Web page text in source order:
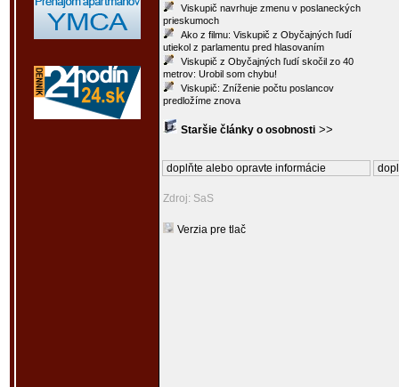
Viskupič navrhuje zmenu v poslaneckých
prieskumoch
Ako z filmu: Viskupič z Obyčajných ľudí
utiekol z parlamentu pred hlasovaním
Viskupič z Obyčajných ľudí skočil zo 40
metrov: Urobil som chybu!
Viskupič: Zníženie počtu poslancov
predložíme znova
Staršie články o osobnosti >>
doplňte alebo opravte informácie
Zdroj: SaS
Verzia pre tlač